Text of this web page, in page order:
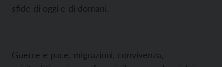
sfide di oggi e di domani.
Guerre e pace, migrazioni, convivenza,